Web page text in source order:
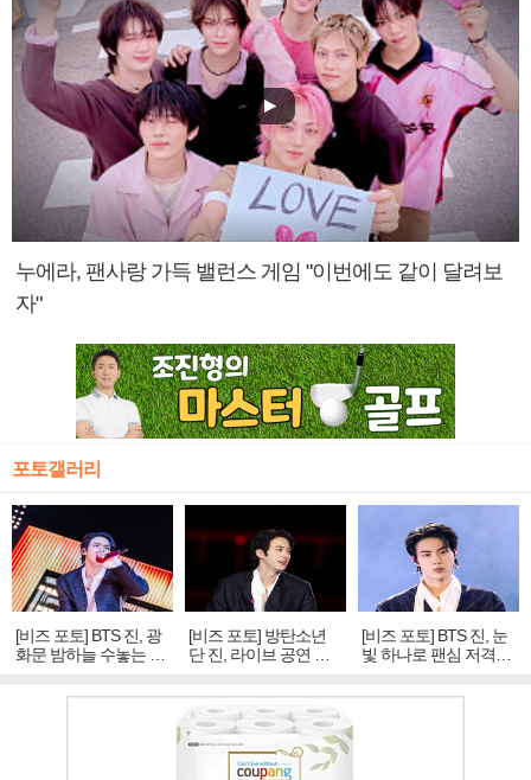
누에라, 팬사랑 가득 밸런스 게임 "이번에도 같이 달려보
자"
포토갤러리
[비즈 포토] BTS 진, 광
화문 밤하늘 수놓는 '비
주얼 킹'의 열창
[비즈 포토] 방탄소년
단 진, 라이브 공연 중
빛나는 독보적 아우라
[비즈 포토] BTS 진, 눈
빛 하나로 팬심 저격…
독보적 카리스마